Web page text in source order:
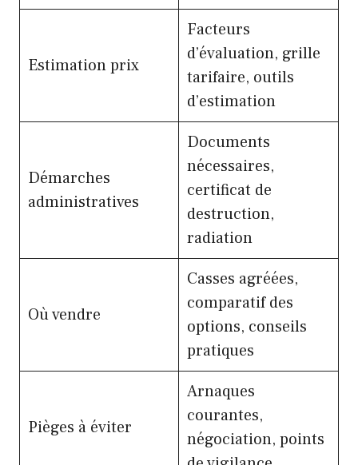
Estimation prix
Facteurs
d’évaluation, grille
tarifaire, outils
d’estimation
Démarches
administratives
Documents
nécessaires,
certificat de
destruction,
radiation
Où vendre
Casses agréées,
comparatif des
options, conseils
pratiques
Pièges à éviter
Arnaques
courantes,
négociation, points